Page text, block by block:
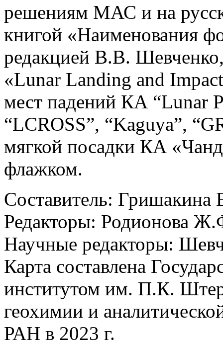
решениям МАС и на
книгой «Наименования
редакцией В.В.
«Lunar Landing and
мест падений КА “Lunar
“LCROSS”, “Kaguya”,
мягкой посадки КА
флажком.
Составитель: Гришакина
Редакторы: Родионова
Научные редакторы:
Карта составлена
институтом им. П.К.
геохимии и
РАН в 2023 г.